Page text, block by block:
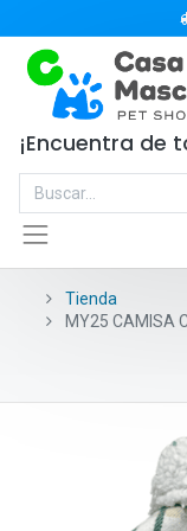
¡Encuentra de
Tienda
MY25 CAMISA